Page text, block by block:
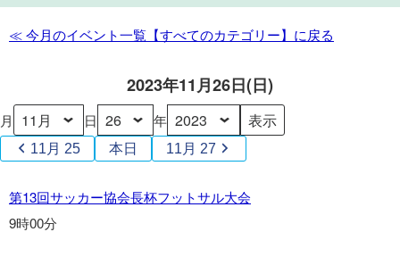
ッ
カ
長
杯
フ
ト
サ
≪ 今月のイベント一覧【すべてのカテゴリー】に戻る
2023年11月26日(日)
月 日 年
11月 25 本日 11月 27
第
回
第13回サッカー協会長杯フットサル大会
9時00分